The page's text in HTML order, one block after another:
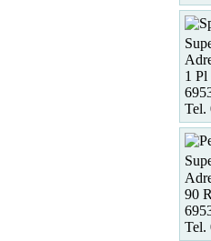
1
Tel.
90
Tel.